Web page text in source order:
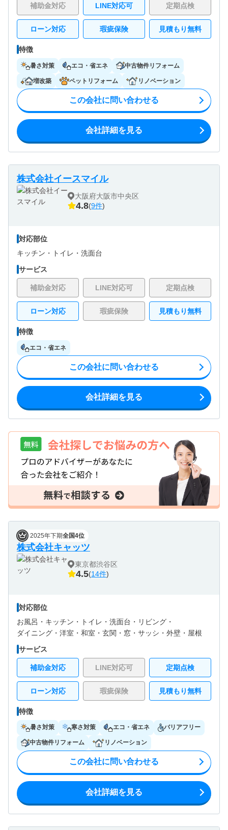
補助金対応 LINE対応可 定期点検
ローン対応 瑕疵保険 見積もり無料
特徴
暑さ対策 エコ・省エネ 中古物件リフォーム
増改築 ペットリフォーム リノベーション
この会社に問い合わせる
会社詳細を見る
株式会社イースマイル
大阪府大阪市中央区
4.8(9件)
対応部位
キッチン・
トイレ・ 洗面台
サービス
補助金対応 LINE対応可 定期点検
ローン対応 瑕疵保険 見積もり無料
特徴
エコ・省エネ
この会社に問い合わせる
会社詳細を見る
2025年下期全国4位
株式会社キャッツ
東京都渋谷区
4.5(14件)
対応部位
お風呂・ キッチン・ トイレ・ 洗面台・ リビング・
ダイニング・ 洋室・ 和室・ 玄関・ 窓・サッシ・ 外壁・ 屋根
サービス
補助金対応 LINE対応可 定期点検
ローン対応 瑕疵保険 見積もり無料
特徴
暑さ対策 寒さ対策 エコ・省エネ バリアフリー
中古物件リフォーム リノベーション
この会社に問い合わせる
会社詳細を見る